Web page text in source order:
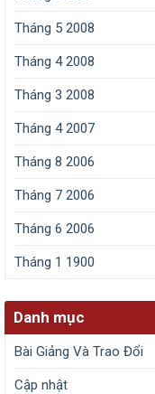
Tháng 5 2008
Tháng 4 2008
Tháng 3 2008
Tháng 4 2007
Tháng 8 2006
Tháng 7 2006
Tháng 6 2006
Tháng 1 1900
Danh mục
Bài Giảng Và Trao Đổi
Cập nhật